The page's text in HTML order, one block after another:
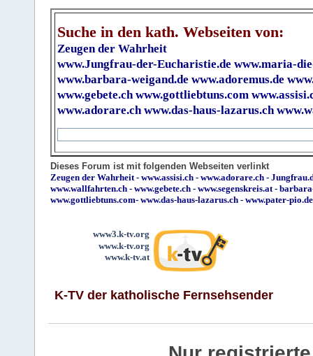
Suche in den kath. Webseiten von:
Zeugen der Wahrheit
www.Jungfrau-der-Eucharistie.de www.maria-
www.barbara-weigand.de www.adoremus.de
www.gebete.ch www.gottliebtuns.com
www.adorare.ch www.das-haus-lazarus.ch
Dieses Forum ist mit folgenden Webseiten verlinkt
Zeugen der Wahrheit- www.assisi.ch - www.adorare.ch -
www.wallfahrten.ch - www.gebete.ch - www.segenskreis.at-
www.gottliebtuns.com- www.das-haus-lazarus.ch - www.pater-pio.de
www3.k-tv.org
www.k-tv.org
www.k-tv.at
K-TV der katholische Fernsehsender